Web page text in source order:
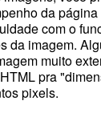
da
com o
da imagem.
muito
pra
pixels.